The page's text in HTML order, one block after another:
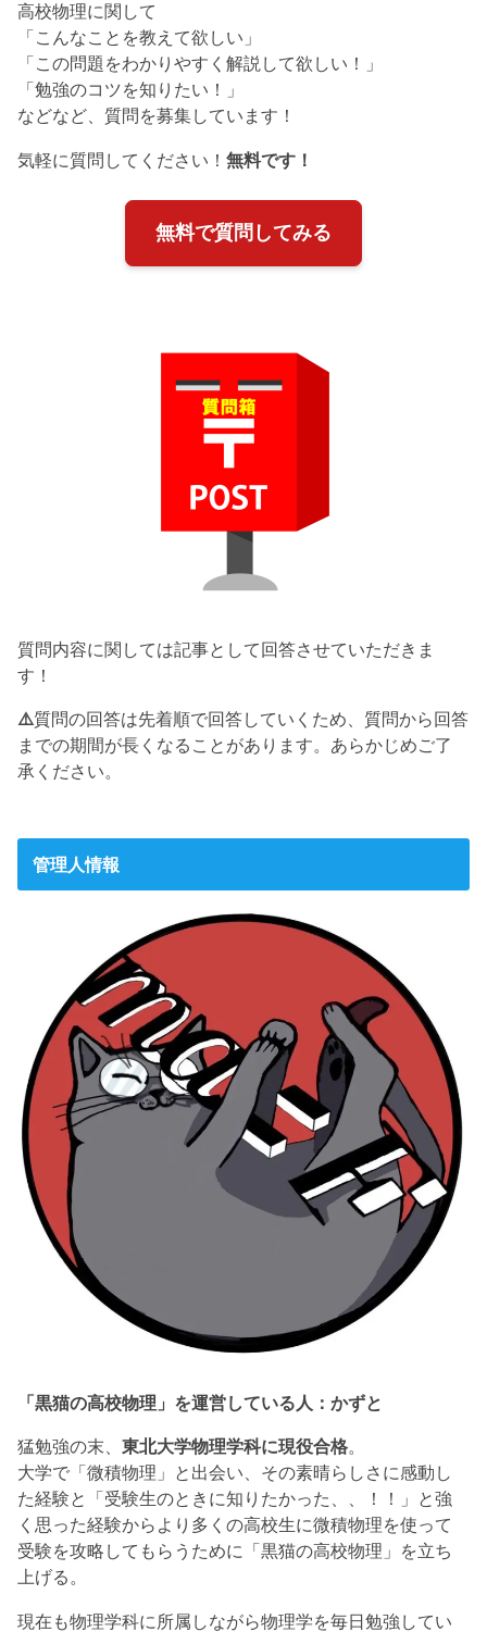
高校物理に関して
「こんなことを教えて欲しい」
「この問題をわかりやすく解説して欲しい！」
「勉強のコツを知りたい！」
などなど、質問を募集しています！
気軽に質問してください！無料です！
無料で質問してみる
質問内容に関しては記事として回答させていただきま
す！
⚠️質問の回答は先着順で回答していくため、質問から回答
までの期間が長くなることがあります。あらかじめご了
承ください。
管理人情報
「黒猫の高校物理」を運営している人：かずと
猛勉強の末、東北大学物理学科に現役合格。
大学で「微積物理」と出会い、その素晴らしさに感動し
た経験と「受験生のときに知りたかった、、！！」と強
く思った経験からより多くの高校生に微積物理を使って
受験を攻略してもらうために「黒猫の高校物理」を立ち
上げる。
現在も物理学科に所属しながら物理学を毎日勉強してい